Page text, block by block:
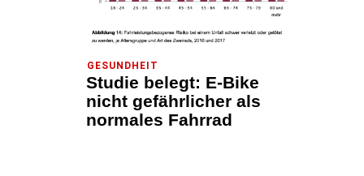
GESUNDHEIT
Studie belegt: E-Bike
nicht gefährlicher als
normales Fahrrad